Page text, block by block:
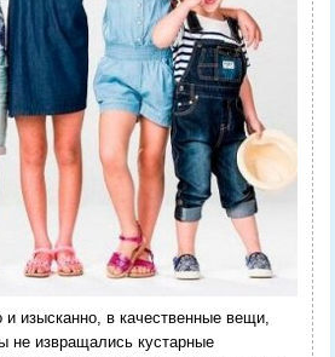
изысканно, в качественные вещи,
не извращались кустарные